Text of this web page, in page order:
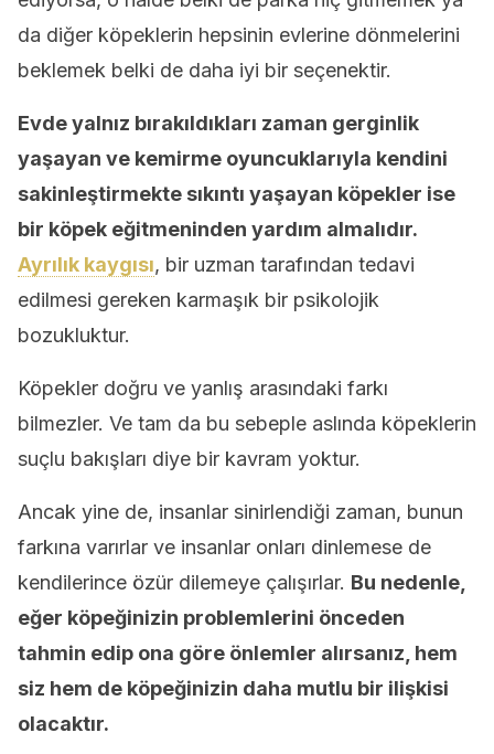
da diğer köpeklerin hepsinin evlerine dönmelerini
beklemek belki de daha iyi bir seçenektir.
Evde yalnız bırakıldıkları zaman gerginlik
yaşayan ve kemirme oyuncuklarıyla kendini
sakinleştirmekte sıkıntı yaşayan köpekler ise
bir köpek eğitmeninden yardım almalıdır.
Ayrılık kaygısı, bir uzman tarafından tedavi
edilmesi gereken karmaşık bir psikolojik
bozukluktur.
Köpekler doğru ve yanlış arasındaki farkı
bilmezler. Ve tam da bu sebeple aslında köpeklerin
suçlu bakışları diye bir kavram yoktur.
Ancak yine de, insanlar sinirlendiği zaman, bunun
farkına varırlar ve insanlar onları dinlemese de
kendilerince özür dilemeye çalışırlar. Bu nedenle,
eğer köpeğinizin problemlerini önceden
tahmin edip ona göre önlemler alırsanız, hem
siz hem de köpeğinizin daha mutlu bir ilişkisi
olacaktır.